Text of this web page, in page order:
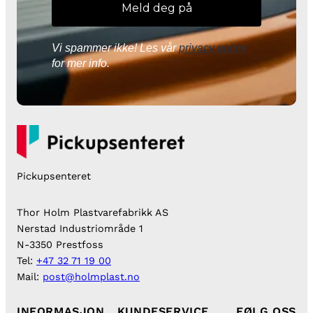
Vi spammer ikke! Les vårprivacy policy
for mer info.
Pickupsenteret
Thor Holm Plastvarefabrikk AS
Nerstad Industriområde 1
N-3350 Prestfoss
Tel: +47 32 71 19 00
Mail: post@holmplast.no